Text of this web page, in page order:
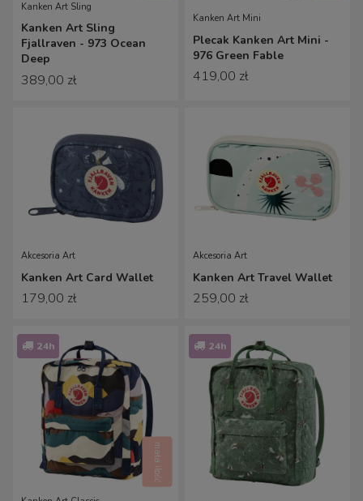
Kanken Art Sling
Kanken Art Sling
Fjallraven - 973 Ocean
Deep
389,00 zł
Kanken Art Mini
Plecak Kanken Art Mini -
976 Green Fable
419,00 zł
Akcesoria Art
Kanken Art Card Wallet
179,00 zł
Akcesoria Art
Kanken Art Travel Wallet
259,00 zł
24h
mała ilość
24h